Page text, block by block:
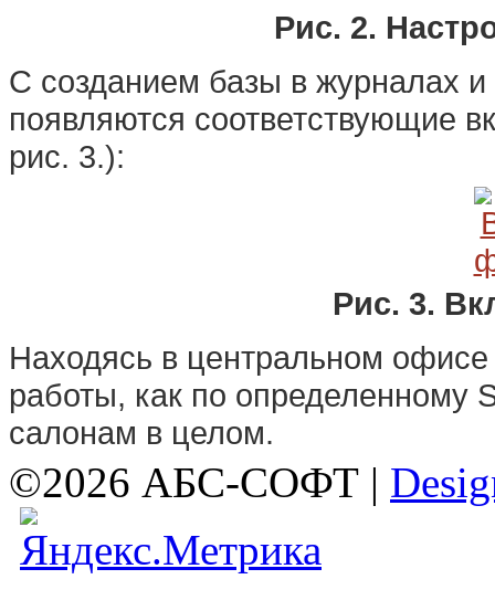
Рис. 2.
С созданием базы в журналах
появляются соответствующие
рис. 3.):
Рис. 3.
Находясь в центральном офисе
работы, как по определенному
салонам в целом.
©2026 АБС-СОФТ |